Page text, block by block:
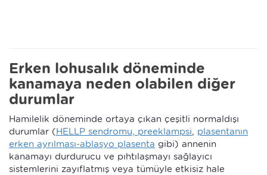
Erken lohusalık döneminde
kanamaya neden olabilen diğer
durumlar
Hamilelik döneminde ortaya çıkan çeşitli normaldışı
durumlar (HELLP sendromu, preeklampsi, plasentanın
erken ayrılması-ablasyo plasenta gibi) annenin
kanamayı durdurucu ve pıhtılaşmayı sağlayıcı
sistemlerini zayıflatmış veya tümüyle etkisiz hale